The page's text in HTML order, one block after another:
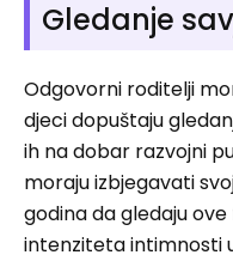
Gledanje
Odgovorni roditelji
djeci dopuštaju
ih na dobar razvojni
moraju izbjegavati
godina da gledaju
intenziteta intimnosti